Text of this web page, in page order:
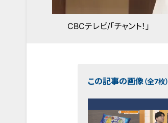
CBCテレビ/「チャント！」
この記事の画像（全7枚）